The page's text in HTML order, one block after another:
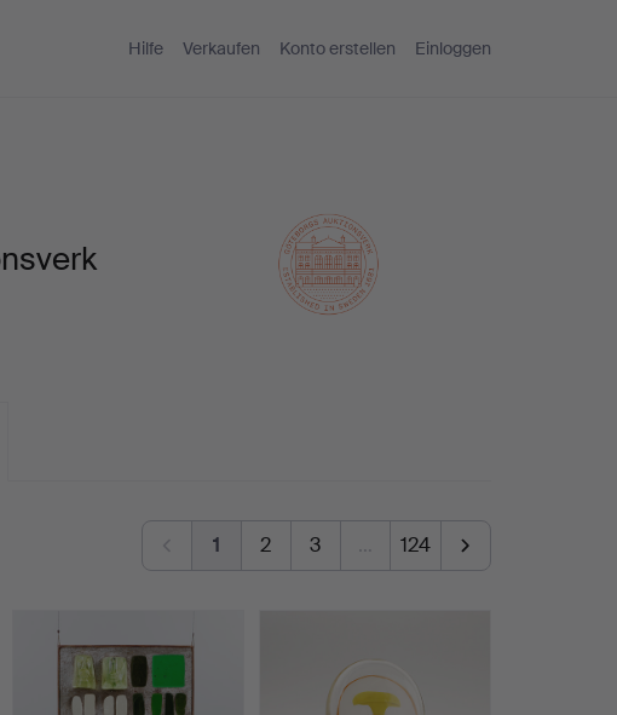
Hilfe Verkaufen Konto erstellen Einloggen
1 2 3 … 124